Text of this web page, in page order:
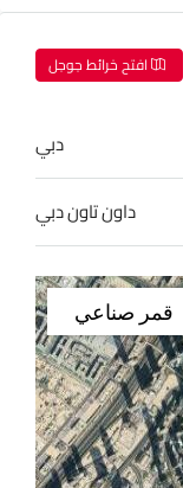
افتح خرائط جوجل
دبي
داون تاون دبي
قمر صناعي